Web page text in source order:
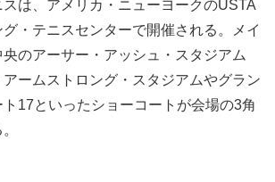
は、アメリカ・ニューヨークのUSTA
・テニスセンターで開催される。メイ
のアーサー・アッシュ・スタジアム
ームストロング・スタジアムやグラン
ト17といったショーコートが会場の3角